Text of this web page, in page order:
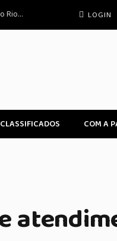
Ex-padre condenado a 48 anos de prisão por tortura de enteados no Rio de Janeiro LOGIN
CLASSIFICADOS COM A